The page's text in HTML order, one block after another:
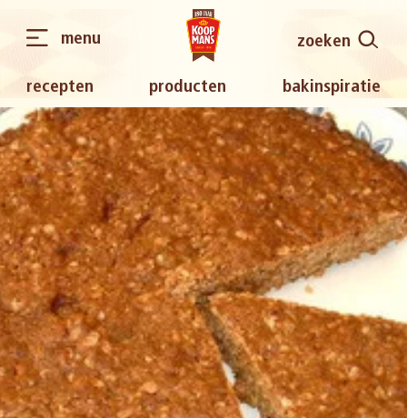
recepten producten bakinspiratie
zoeken
menu